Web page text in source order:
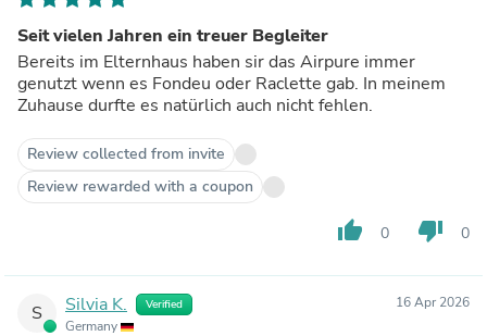
Seit vielen Jahren ein treuer Begleiter
Bereits im Elternhaus haben sir das Airpure immer
genutzt wenn es Fondeu oder Raclette gab. In meinem
Zuhause durfte es natürlich auch nicht fehlen.
Review collected from invite
Review rewarded with a coupon
thumb_up 0 thumb_down 0
S Silvia K. Verified
Germany
16 Apr 2026